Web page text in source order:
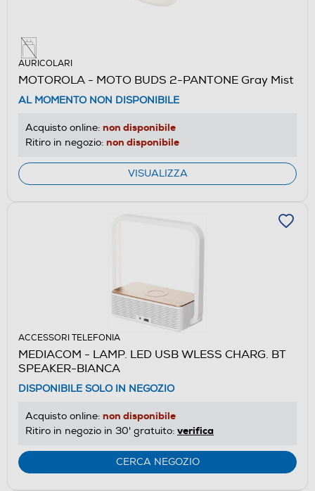
AURICOLARI
MOTOROLA - MOTO BUDS 2-PANTONE Gray Mist
AL MOMENTO NON DISPONIBILE
Acquisto online: non disponibile
Ritiro in negozio: non disponibile
VISUALIZZA
ACCESSORI TELEFONIA
MEDIACOM - LAMP. LED USB WLESS CHARG. BT
SPEAKER-BIANCA
DISPONIBILE SOLO IN NEGOZIO
Acquisto online: non disponibile
Ritiro in negozio in 30' gratuito: verifica
CERCA NEGOZIO